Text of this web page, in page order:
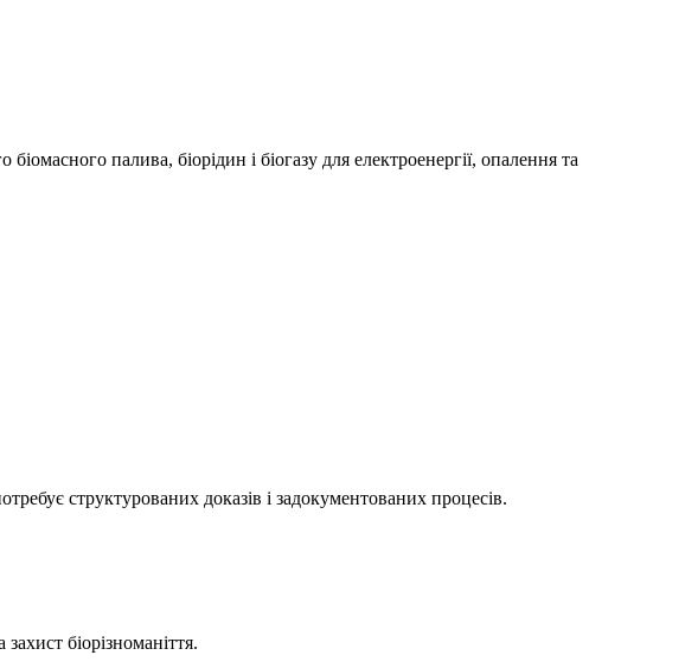
палива, біорідин і біогазу для електроенергії, опалення та
структурованих доказів і задокументованих процесів.
біорізноманіття.